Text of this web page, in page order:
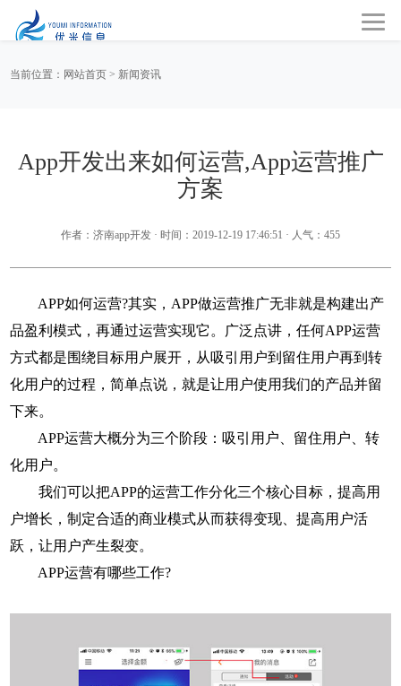
当前位置： 网站首页 > 新闻资讯
App开发出来如何运营,App运营推广
方案
作者：济南app开发 · 时间：2019-12-19 17:46:51 · 人气： 455
APP如何运营?其实，APP做运营推广无非就是构建出产
品盈利模式，再通过运营实现它。广泛点讲，任何APP运营
方式都是围绕目标用户展开，从吸引用户到留住用户再到转
化用户的过程，简单点说，就是让用户使用我们的产品并留
下来。
APP运营大概分为三个阶段：吸引用户、留住用户、转
化用户。
我们可以把APP的运营工作分化三个核心目标，提高用
户增长，制定合适的商业模式从而获得变现、提高用户活
跃，让用户产生裂变。
APP运营有哪些工作?